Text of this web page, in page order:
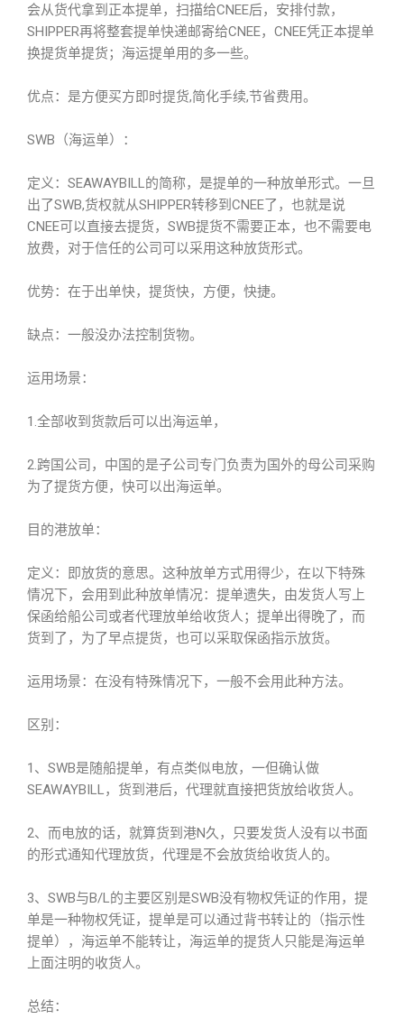
会从货代拿到正本提单，扫描给CNEE后，安排付款，
SHIPPER再将整套提单快递邮寄给CNEE，CNEE凭正本提单
换提货单提货；海运提单用的多一些。
优点：是方便买方即时提货,简化手续,节省费用。
SWB（海运单）：
定义：SEAWAYBILL的简称，是提单的一种放单形式。一旦
出了SWB,货权就从SHIPPER转移到CNEE了，也就是说
CNEE可以直接去提货，SWB提货不需要正本，也不需要电
放费，对于信任的公司可以采用这种放货形式。
优势：在于出单快，提货快，方便，快捷。
缺点：一般没办法控制货物。
运用场景：
1.全部收到货款后可以出海运单，
2.跨国公司，中国的是子公司专门负责为国外的母公司采购
为了提货方便，快可以出海运单。
目的港放单：
定义：即放货的意思。这种放单方式用得少，在以下特殊
情况下，会用到此种放单情况：提单遗失，由发货人写上
保函给船公司或者代理放单给收货人；提单出得晚了，而
货到了，为了早点提货，也可以采取保函指示放货。
运用场景：在没有特殊情况下，一般不会用此种方法。
区别：
1、SWB是随船提单，有点类似电放，一但确认做
SEAWAYBILL，货到港后，代理就直接把货放给收货人。
2、而电放的话，就算货到港N久，只要发货人没有以书面
的形式通知代理放货，代理是不会放货给收货人的。
3、SWB与B/L的主要区别是SWB没有物权凭证的作用，提
单是一种物权凭证，提单是可以通过背书转让的（指示性
提单），海运单不能转让，海运单的提货人只能是海运单
上面注明的收货人。
总结：